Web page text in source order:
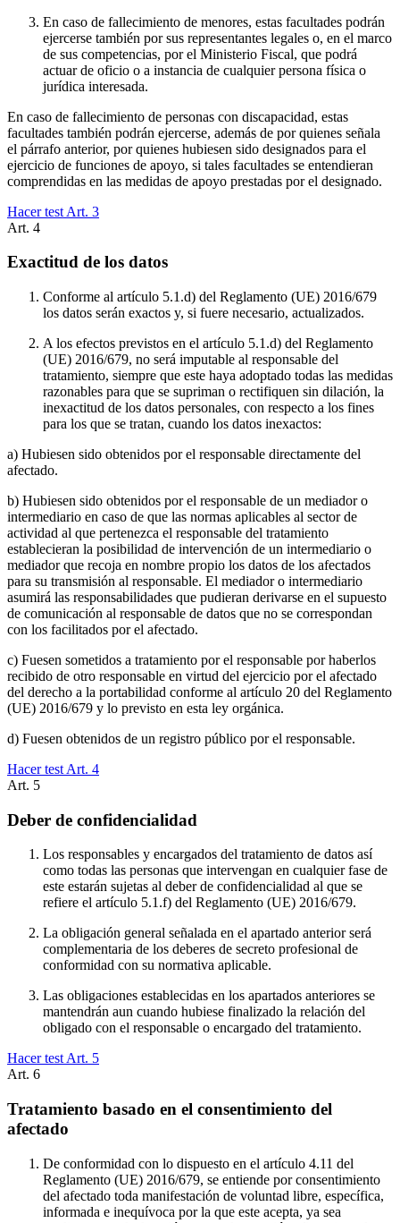
En caso de fallecimiento de menores, estas facultades podrán
ejercerse también por sus representantes legales o, en el marco
de sus competencias, por el Ministerio Fiscal, que podrá
actuar de oficio o a instancia de cualquier persona física o
jurídica interesada.
En caso de fallecimiento de personas con discapacidad, estas
facultades también podrán ejercerse, además de por quienes señala
el párrafo anterior, por quienes hubiesen sido designados para el
ejercicio de funciones de apoyo, si tales facultades se entendieran
comprendidas en las medidas de apoyo prestadas por el designado.
Hacer test Art. 3
Art. 4
Exactitud de los datos
Conforme al artículo 5.1.d) del Reglamento (UE) 2016/679
los datos serán exactos y, si fuere necesario, actualizados.
A los efectos previstos en el artículo 5.1.d) del Reglamento
(UE) 2016/679, no será imputable al responsable del
tratamiento, siempre que este haya adoptado todas las medidas
razonables para que se supriman o rectifiquen sin dilación, la
inexactitud de los datos personales, con respecto a los fines
para los que se tratan, cuando los datos inexactos:
a) Hubiesen sido obtenidos por el responsable directamente del
afectado.
b) Hubiesen sido obtenidos por el responsable de un mediador o
intermediario en caso de que las normas aplicables al sector de
actividad al que pertenezca el responsable del tratamiento
establecieran la posibilidad de intervención de un intermediario o
mediador que recoja en nombre propio los datos de los afectados
para su transmisión al responsable. El mediador o intermediario
asumirá las responsabilidades que pudieran derivarse en el supuesto
de comunicación al responsable de datos que no se correspondan
con los facilitados por el afectado.
c) Fuesen sometidos a tratamiento por el responsable por haberlos
recibido de otro responsable en virtud del ejercicio por el afectado
del derecho a la portabilidad conforme al artículo 20 del Reglamento
(UE) 2016/679 y lo previsto en esta ley orgánica.
d) Fuesen obtenidos de un registro público por el responsable.
Hacer test Art. 4
Art. 5
Deber de confidencialidad
Los responsables y encargados del tratamiento de datos así
como todas las personas que intervengan en cualquier fase de
este estarán sujetas al deber de confidencialidad al que se
refiere el artículo 5.1.f) del Reglamento (UE) 2016/679.
La obligación general señalada en el apartado anterior será
complementaria de los deberes de secreto profesional de
conformidad con su normativa aplicable.
Las obligaciones establecidas en los apartados anteriores se
mantendrán aun cuando hubiese finalizado la relación del
obligado con el responsable o encargado del tratamiento.
Hacer test Art. 5
Art. 6
Tratamiento basado en el consentimiento del
afectado
De conformidad con lo dispuesto en el artículo 4.11 del
Reglamento (UE) 2016/679, se entiende por consentimiento
del afectado toda manifestación de voluntad libre, específica,
informada e inequívoca por la que este acepta, ya sea